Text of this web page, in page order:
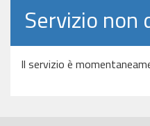
Servizio non
Il servizio è